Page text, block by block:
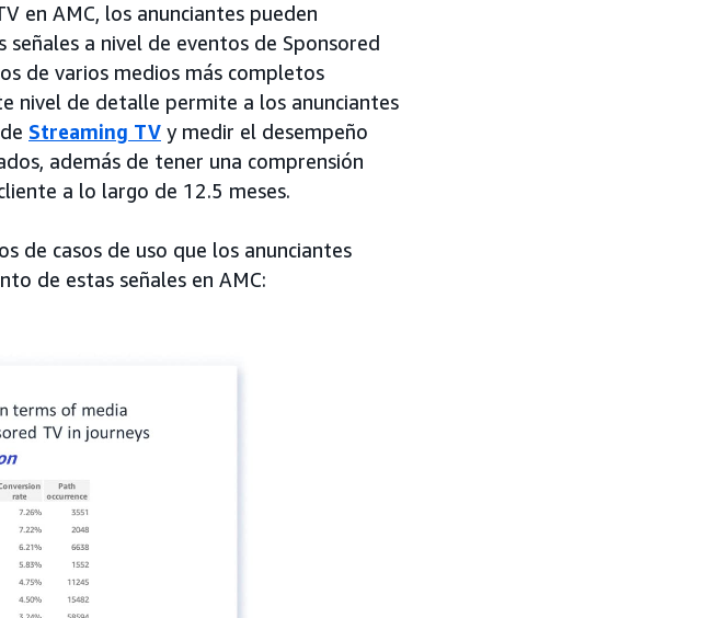
en AMC, los anunciantes pueden
a nivel de eventos de Sponsored
de varios medios más completos
nivel de detalle permite a los anunciantes
Streaming TV y medir el desempeño
además de tener una comprensión
a lo largo de 12.5 meses.
de casos de uso que los anunciantes
de estas señales en AMC: